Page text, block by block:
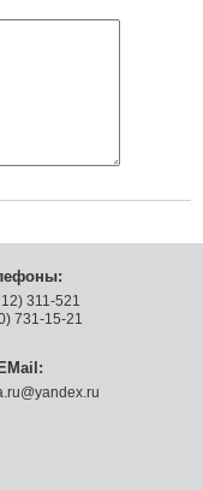
311-521
731-15-21
EMail: